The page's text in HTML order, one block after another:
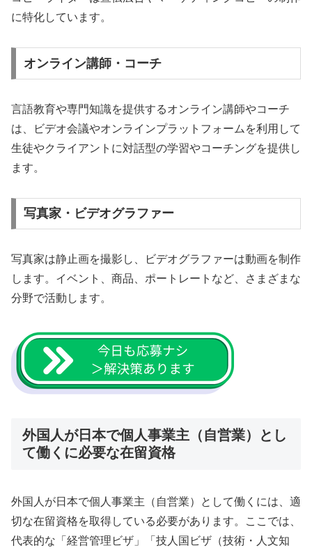
に特化しています。
オンライン講師・コーチ
言語教育や専門知識を提供するオンライン講師やコーチ
は、ビデオ会議やオンラインプラットフォームを利用して
生徒やクライアントに対話型の学習やコーチングを提供し
ます。
写真家・ビデオグラファー
写真家は静止画を撮影し、ビデオグラファーは動画を制作
します。イベント、商品、ポートレートなど、さまざまな
分野で活動します。
外国人が日本で個人事業主（自営業）とし
て働くに必要な在留資格
外国人が日本で個人事業主（自営業）として働くには、適
切な在留資格を取得している必要があります。ここでは、
代表的な「経営管理ビザ」「技人国ビザ（技術・人文知